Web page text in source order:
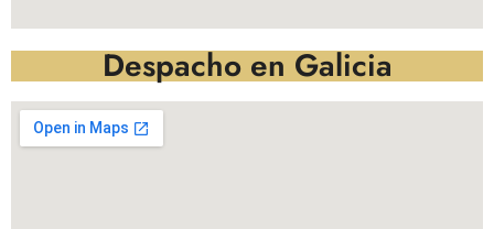
Despacho en Galicia